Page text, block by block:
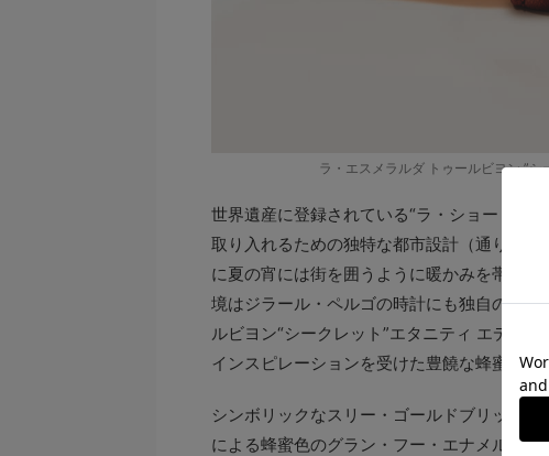
ラ・エスメラルダ トゥールビヨン ”
世界遺産に登録されている“ラ・ショー・ド
取り入れるための独特な都市設計（通りと建
に夏の宵には街を囲うように暖かみを帯びた
境はジラール・ペルゴの時計にも独自の個
ルビヨン“シークレット”エタニティ エディ
インスピレーションを受けた豊饒な蜂蜜色
シンボリックなスリー・ゴールドブリッジを
による蜂蜜色のグラン・フー・エナメル仕